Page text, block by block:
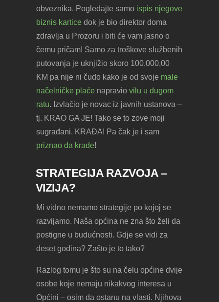
obveznika. Pogledajte samo ispis njegove
biznis kartice dok je bio direktor doma
zdravlja u Prozoru i biti će vam jasno o
čemu pričam! Samo za troškove službenih
putovanja je uknjižio skoro 100.000,00
KM pa nije ni čudo kako je od svoje male
načelničke plaće napravio vilu u dugom
ratu. Izvlačio je novac iz javnih ustanova –
tj. KRAO GA JE! Tako se to zove moji
sugrađani. KRAĐA! Pa čak je i sam
priznao da krade!
STRATEGIJA RAZVOJA –
VIZIJA?
Mi vidno nemamo strategije po kojoj se
razvijamo. Naša općina ne zna što želi da
postigne u budućnosti. Gdje se vidi za
deset godina? Zašto je to tako?
Razlog tomu je što su na čelu općine dvije
osobe koje nemaju nikakvog interesa u
Općini – osim da ostanu na vlasti. Njihova